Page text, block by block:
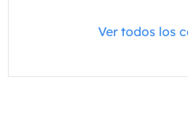
Ver todos los